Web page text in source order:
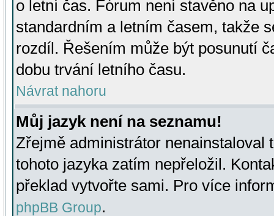
o letní čas. Fórum není stavěno na
standardním a letním časem, takže
rozdíl. Řešením může být posunutí
dobu trvání letního času.
Návrat nahoru
Můj jazyk není na seznamu!
Zřejmě administrátor nenainstaloval
tohoto jazyka zatím nepřeložil.
překlad vytvořte sami. Pro více
phpBB Group.